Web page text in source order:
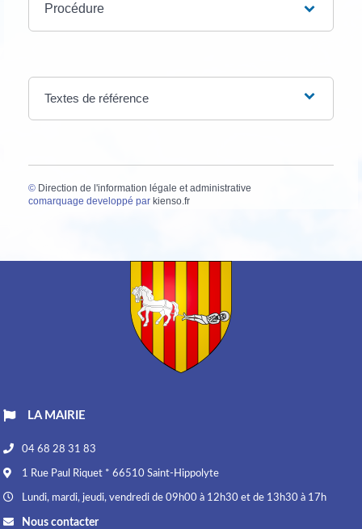
Procédure
Textes de référence
© Direction de l'information légale et administrative
comarquage developpé par kienso.fr
LA MAIRIE
04 68 28 31 83
1 Rue Paul Riquet * 66510 Saint-Hippolyte
Lundi, mardi, jeudi, vendredi de 09h00 à 12h30 et de 13h30 à 17h
Nous contacter